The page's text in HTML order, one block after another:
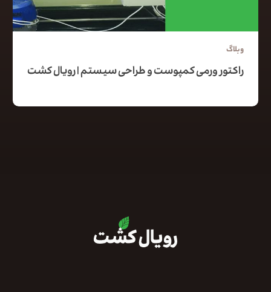
وبلاگ
راکتور ورمی کمپوست و طراحی سیستم | رویال کشت